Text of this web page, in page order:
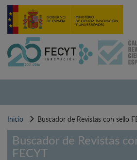
Pasar
contenido
Inicio Buscador de Revistas con sello
Buscador de Revistas
FECYT